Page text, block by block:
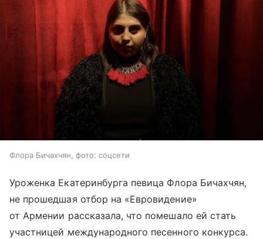
Флора Бичахчян, фото: соцсети
Уроженка Екатеринбурга певица Флора Бичахчян,
не прошедшая отбор на «Евровидение»
от Армении рассказала, что помешало ей стать
участницей международного песенного конкурса.